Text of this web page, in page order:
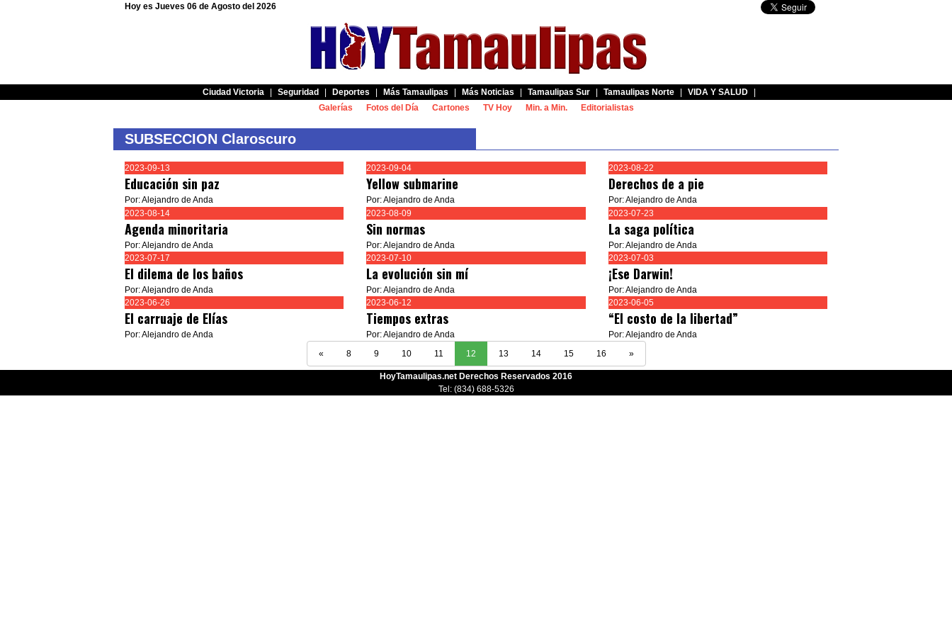
Hoy es Jueves 06 de Agosto del 2026
Ciudad Victoria Seguridad Deportes Más Tamaulipas Más Noticias Tamaulipas Sur Tamaulipas Norte VIDA Y SALUD
Galerías
Fotos del Día Cartones TV Hoy Min. a Min. Editorialistas
SUBSECCION Claroscuro
2023-09-13
Educación sin paz
Por: Alejandro de Anda
2023-09-04
Yellow submarine
Por: Alejandro de Anda
2023-08-22
Derechos de a pie
Por: Alejandro de Anda
2023-08-14
Agenda minoritaria
Por: Alejandro de Anda
2023-08-09
Sin normas
Por: Alejandro de Anda
2023-07-23
La saga política
Por: Alejandro de Anda
2023-07-17
El dilema de los baños
Por: Alejandro de Anda
2023-07-10
La evolución sin mí
Por: Alejandro de Anda
2023-07-03
¡Ese Darwin!
Por: Alejandro de Anda
2023-06-26
El carruaje de Elías
Por: Alejandro de Anda
2023-06-12
Tiempos extras
Por: Alejandro de Anda
2023-06-05
“El costo de la libertad”
Por: Alejandro de Anda
«
8 9 10 11 12 13 14 15 16 »
HoyTamaulipas.net Derechos Reservados 2016
Tel: (834) 688-5326